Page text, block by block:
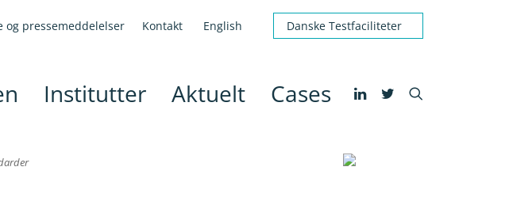
og pressemeddelelser Kontakt English Danske Testfaciliteter
Institutter Aktuelt Cases